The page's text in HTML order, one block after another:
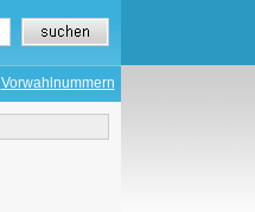
Vorwahlnummern